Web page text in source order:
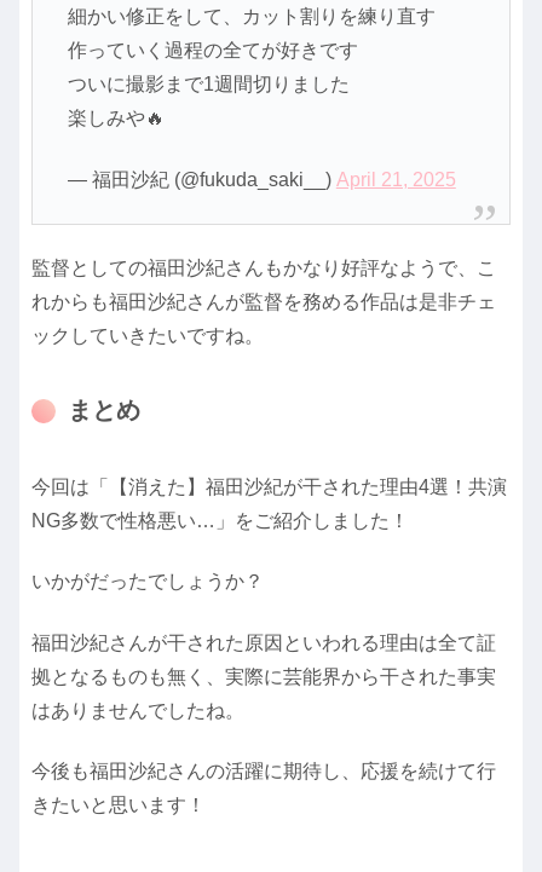
細かい修正をして、カット割りを練り直す
作っていく過程の全てが好きです
ついに撮影まで1週間切りました
楽しみや🔥
— 福田沙紀 (@fukuda_saki__) April 21, 2025
監督としての福田沙紀さんもかなり好評なようで、こ
れからも福田沙紀さんが監督を務める作品は是非チェ
ックしていきたいですね。
まとめ
今回は「【消えた】福田沙紀が干された理由4選！共演
NG多数で性格悪い…」をご紹介しました！
いかがだったでしょうか？
福田沙紀さんが干された原因といわれる理由は全て証
拠となるものも無く、実際に芸能界から干された事実
はありませんでしたね。
今後も福田沙紀さんの活躍に期待し、応援を続けて行
きたいと思います！